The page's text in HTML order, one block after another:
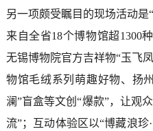
另一项颇受瞩目的现场活动
来自全省18个博物馆超1300
无锡博物院官方吉祥物“玉飞
物馆毛绒系列萌趣好物、扬
澜”盲盒等文创“爆款”，让观
流”；互动体验区以“博藏浪珍